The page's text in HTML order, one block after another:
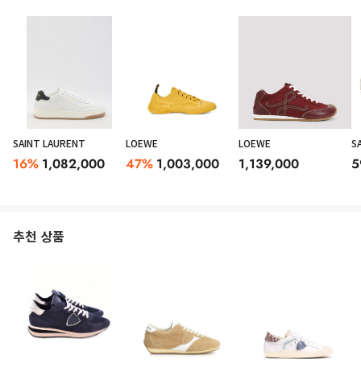
SAINT LAURENT
16% 1,082,000
LOEWE
47% 1,003,000
LOEWE
1,139,000
추천 상품